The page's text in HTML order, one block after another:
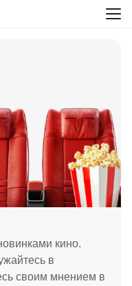
кино.
в
своим мнением в